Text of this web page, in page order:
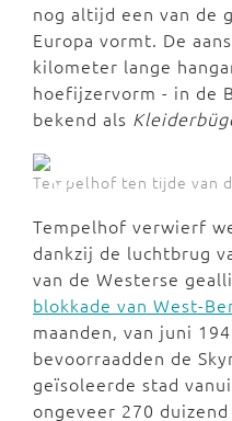
nog altijd een van de
Europa vormt. De
kilometer lange
hoefijzervorm - in de
bekend als
Tempelhof ten tijde van
Tempelhof verwierf
dankzij de luchtbrug
van de Westerse
blokkade van West-
maanden, van juni
bevoorraadden de
geïsoleerde stad
ongeveer 270